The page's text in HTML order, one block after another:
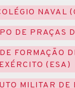
NAVAL
DE PRAÇAS
FORMAÇÃO
(ESA)
MILITAR DE